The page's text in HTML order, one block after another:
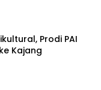
Prodi PAI
Kajang